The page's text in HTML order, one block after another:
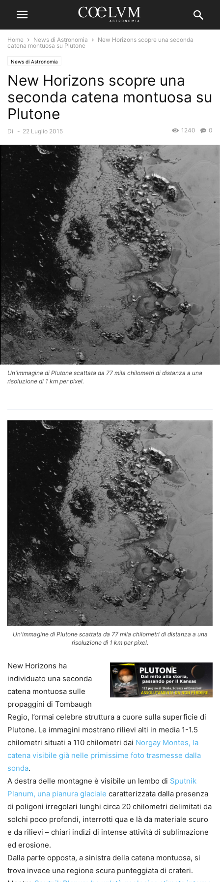
Home News di Astronomia
New Horizons scopre una seconda
catena montuosa su Plutone
News di Astronomia
New Horizons scopre una
seconda catena montuosa su
Plutone
Di - 22 Luglio 2015 0
1240
Un'immagine di Plutone scattata da 77 mila chilometri di distanza a una
risoluzione di 1 km per pixel.
Un'immagine di Plutone scattata da 77 mila chilometri di distanza a una
risoluzione di 1 km per pixel.
New Horizons ha
individuato una seconda
catena montuosa sulle
propaggini di Tombaugh
Regio, l’ormai celebre struttura a cuore sulla superficie di
Plutone. Le immagini mostrano rilievi alti in media 1-1.5
chilometri situati a 110 chilometri dai Norgay Montes, la
catena visibile già nelle primissime foto trasmesse dalla
sonda.
A destra delle montagne è visibile un lembo di Sputnik
Planum, una pianura glaciale caratterizzata dalla presenza
di poligoni irregolari lunghi circa 20 chilometri delimitati da
solchi poco profondi, interrotti qua e là da materiale scuro
e da rilievi – chiari indizi di intense attività di sublimazione
ed erosione.
Dalla parte opposta, a sinistra della catena montuosa, si
trova invece una regione scura punteggiata di crateri.